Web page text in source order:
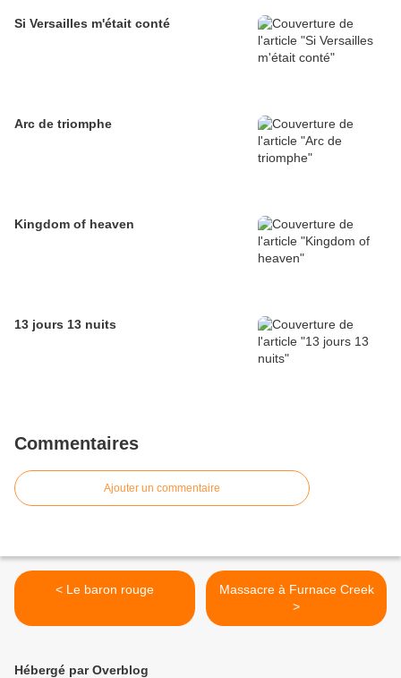
Si Versailles m'était conté
Arc de triomphe
Kingdom of heaven
13 jours 13 nuits
Commentaires
Ajouter un commentaire
< Le baron rouge
Massacre à Furnace Creek
>
Hébergé par Overblog